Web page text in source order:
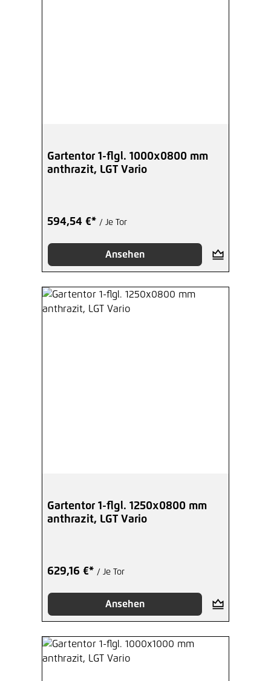
Gartentor 1-flgl. 1000x0800 mm
anthrazit, LGT Vario
594,54 €* / Je Tor
Ansehen
Gartentor 1-flgl. 1250x0800 mm
anthrazit, LGT Vario
629,16 €* / Je Tor
Ansehen